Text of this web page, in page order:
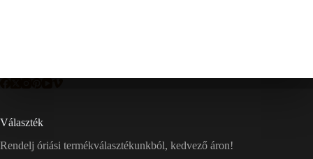
Választék
Rendelj óriási termékválasztékunkból, kedvező áron!